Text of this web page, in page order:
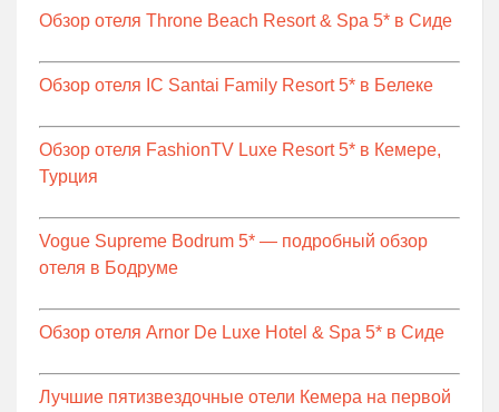
Обзор отеля Throne Beach Resort & Spa 5* в Сиде
Обзор отеля IC Santai Family Resort 5* в Белеке
Обзор отеля FashionTV Luxe Resort 5* в Кемере,
Турция
Vogue Supreme Bodrum 5* — подробный обзор
отеля в Бодруме
Обзор отеля Arnor De Luxe Hotel & Spa 5* в Сиде
Лучшие пятизвездочные отели Кемера на первой